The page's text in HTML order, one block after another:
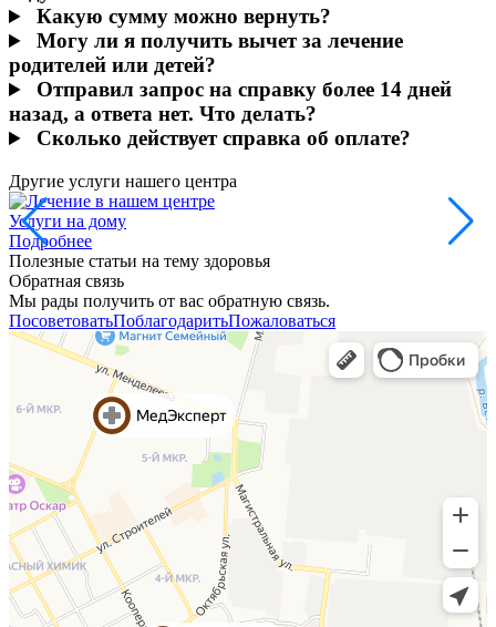
Какую сумму можно вернуть?
Могу ли я получить вычет за лечение
родителей или детей?
Отправил запрос на справку более 14 дней
назад, а ответа нет. Что делать?
Сколько действует справка об оплате?
Другие услуги нашего центра
Услуги на дому
Подробнее
Полезные статьи на тему здоровья
Обратная связь
Мы рады получить от вас обратную связь.
ПосоветоватьПоблагодаритьПожаловаться